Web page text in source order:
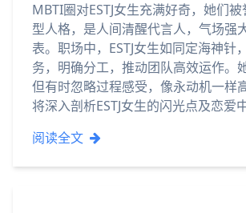
MBTI圈对ESTJ女生充满好奇，她们被
型人格，是人间清醒代言人，气场强
表。职场中，ESTJ女生如同定海神针
务，明确分工，推动团队高效运作。
但有时忽略过程感受，像永动机一样
将深入剖析ESTJ女生的闪光点及恋爱
阅读全文